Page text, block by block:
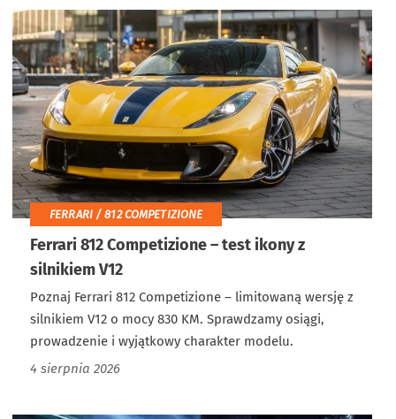
FERRARI / 812 COMPETIZIONE
Ferrari 812 Competizione – test ikony z
silnikiem V12
Poznaj Ferrari 812 Competizione – limitowaną wersję z
silnikiem V12 o mocy 830 KM. Sprawdzamy osiągi,
prowadzenie i wyjątkowy charakter modelu.
4 sierpnia 2026